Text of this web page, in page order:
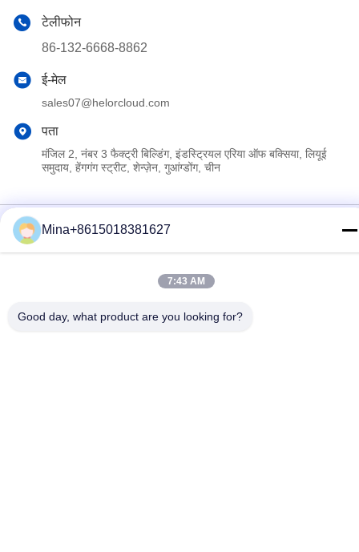
टेलीफोन
86-132-6668-8862
ई-मेल
sales07@helorcloud.com
पता
मंजिल 2, नंबर 3 फैक्ट्री बिल्डिंग, इंडस्ट्रियल एरिया ऑफ बक्सिया, लियूई
समुदाय, हेंगगंग स्ट्रीट, शेन्ज़ेन, गुआंग्डोंग, चीन
चीन अच्छी गुणवत्ता मिनी पीसी देने वाला।कॉपीराइट © 2024-2026 Shenzhen
Mina+8615018381627
7:43 AM
Good day, what product are you looking for?